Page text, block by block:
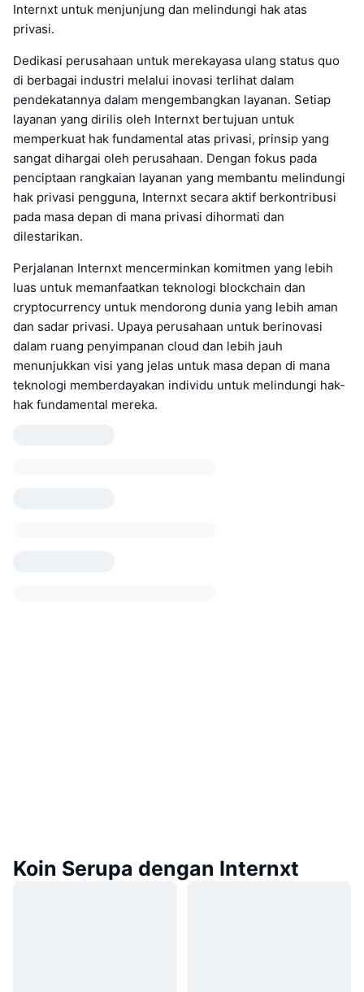
Internxt untuk menjunjung dan melindungi hak atas
privasi.
Dedikasi perusahaan untuk merekayasa ulang status quo
di berbagai industri melalui inovasi terlihat dalam
pendekatannya dalam mengembangkan layanan. Setiap
layanan yang dirilis oleh Internxt bertujuan untuk
memperkuat hak fundamental atas privasi, prinsip yang
sangat dihargai oleh perusahaan. Dengan fokus pada
penciptaan rangkaian layanan yang membantu melindungi
hak privasi pengguna, Internxt secara aktif berkontribusi
pada masa depan di mana privasi dihormati dan
dilestarikan.
Perjalanan Internxt mencerminkan komitmen yang lebih
luas untuk memanfaatkan teknologi blockchain dan
cryptocurrency untuk mendorong dunia yang lebih aman
dan sadar privasi. Upaya perusahaan untuk berinovasi
dalam ruang penyimpanan cloud dan lebih jauh
menunjukkan visi yang jelas untuk masa depan di mana
teknologi memberdayakan individu untuk melindungi hak-
hak fundamental mereka.
Koin Serupa dengan Internxt